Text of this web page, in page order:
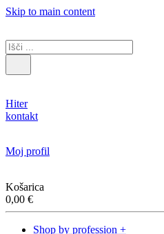
Skip to main content
Hiter
kontakt
Moj profil
Košarica
0,00 €
Shop by profession +